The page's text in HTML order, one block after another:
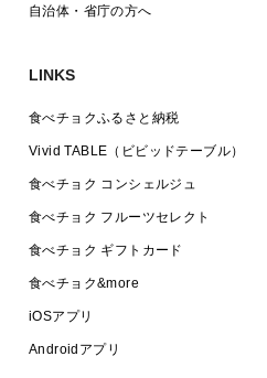
自治体・省庁の方へ
LINKS
食べチョクふるさと納税
Vivid TABLE（ビビッドテーブル）
食べチョク コンシェルジュ
食べチョク フルーツセレクト
食べチョク ギフトカード
食べチョク&more
iOSアプリ
Androidアプリ